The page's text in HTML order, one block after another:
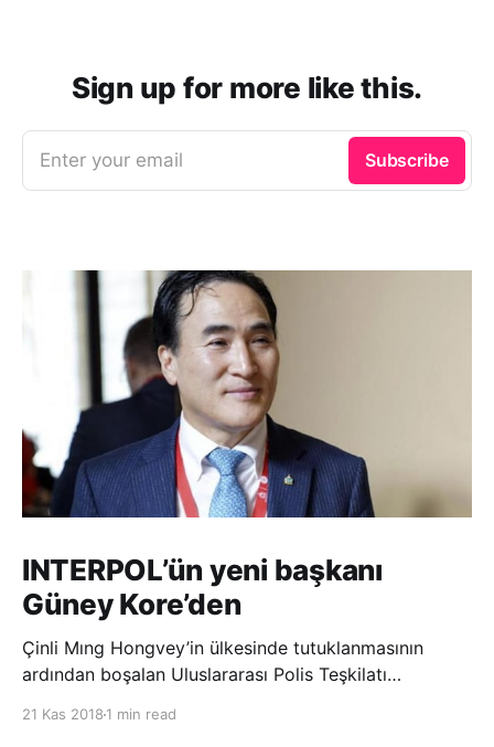
Sign up for more like this.
Enter your email Subscribe
INTERPOL’ün yeni başkanı
Güney Kore’den
Çinli Mıng Hongvey’in ülkesinde tutuklanmasının
ardından boşalan Uluslararası Polis Teşkilatı
21 Kas 2018 1 min read